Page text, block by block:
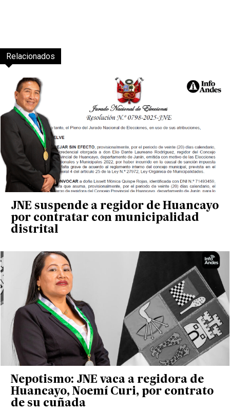
Relacionados
JNE suspende a regidor de Huancayo
por contratar con municipalidad
distrital
Nepotismo: JNE vaca a regidora de
Huancayo, Noemí Curi, por contrato
de su cuñada